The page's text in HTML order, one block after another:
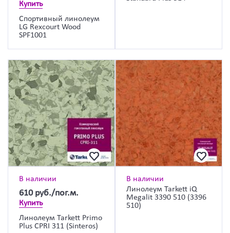
Купить
Спортивный линолеум
LG Rexcourt Wood
SPF1001
В наличии
610 руб./пог.м.
Купить
Линолеум Tarkett Primo
Plus CPRI 311 (Sinteros)
В наличии
Линолеум Tarkett iQ
Megalit 3390 510 (3396
510)